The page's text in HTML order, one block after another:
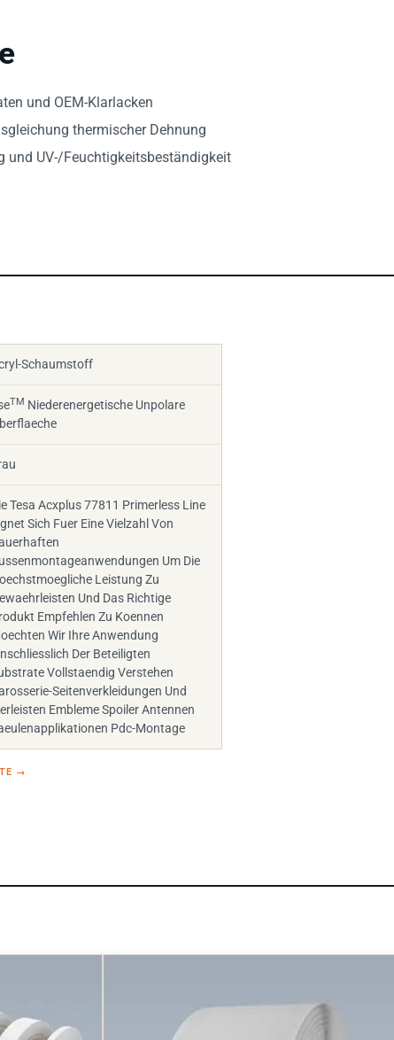
und OEM-Klarlacken
thermischer Dehnung
und UV-/Feuchtigkeitsbeständigkeit
Schaumstoff
Niederenergetische Unpolare
Tesa Acxplus 77811 Primerless Line
Sich Fuer Eine Vielzahl Von
Um Die
Leistung Zu
Und Das Richtige
Empfehlen Zu Koennen
Wir Ihre Anwendung
Der Beteiligten
Vollstaendig Verstehen
Seitenverkleidungen Und
Embleme Spoiler Antennen
Pdc-Montage